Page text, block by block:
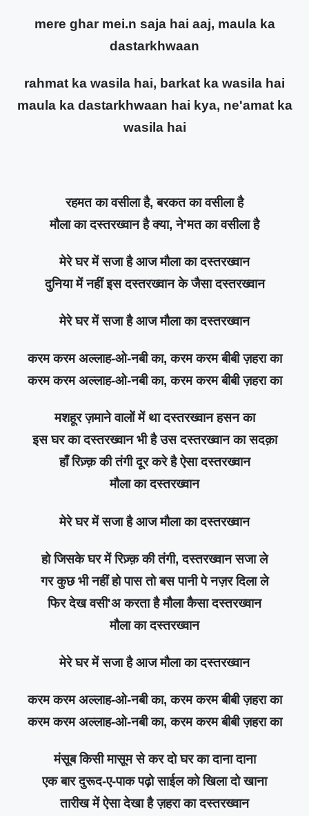
mere ghar mei.n saja hai aaj, maula ka
dastarkhwaan
rahmat ka wasila hai, barkat ka wasila hai
maula ka dastarkhwaan hai kya, ne'amat ka
wasila hai
रहमत का वसीला है, बरकत का वसीला है
मौला का दस्तरख्वान है क्या, ने'मत का वसीला है
मेरे घर में सजा है आज मौला का दस्तरख्वान
दुनिया में नहीं इस दस्तरख्वान के जैसा दस्तरख्वान
मेरे घर में सजा है आज मौला का दस्तरख्वान
करम करम अल्लाह-ओ-नबी का, करम करम बीबी ज़हरा का
करम करम अल्लाह-ओ-नबी का, करम करम बीबी ज़हरा का
मशहूर ज़माने वालों में था दस्तरख्वान हसन का
इस घर का दस्तरख्वान भी है उस दस्तरख्वान का सदक़ा
हाँ रिज़्क़ की तंगी दूर करे है ऐसा दस्तरख्वान
मौला का दस्तरख्वान
मेरे घर में सजा है आज मौला का दस्तरख्वान
हो जिसके घर में रिज़्क़ की तंगी, दस्तरख्वान सजा ले
गर कुछ भी नहीं हो पास तो बस पानी पे नज़र दिला ले
फिर देख वसी'अ करता है मौला कैसा दस्तरख्वान
मौला का दस्तरख्वान
मेरे घर में सजा है आज मौला का दस्तरख्वान
करम करम अल्लाह-ओ-नबी का, करम करम बीबी ज़हरा का
करम करम अल्लाह-ओ-नबी का, करम करम बीबी ज़हरा का
मंसूब किसी मासूम से कर दो घर का दाना दाना
एक बार दुरूद-ए-पाक पढ़ो साईल को खिला दो खाना
तारीख में ऐसा देखा है ज़हरा का दस्तरख्वान